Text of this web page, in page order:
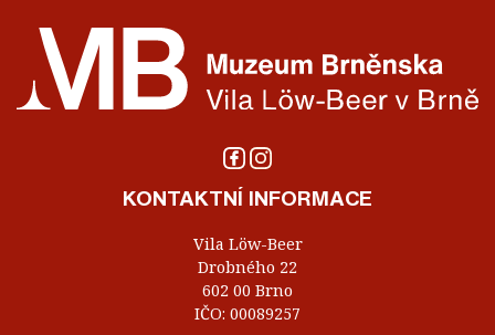
KONTAKTNÍ INFORMACE
Vila Löw-Beer
Drobného 22
602 00 Brno
IČO: 00089257